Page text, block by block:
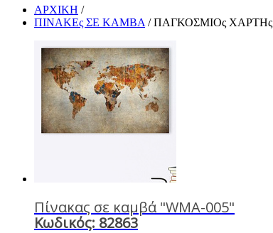
ΑΡΧΙΚΗ /
ΠΙΝΑΚΕς ΣΕ ΚΑΜΒΑ / ΠΑΓΚΟΣΜΙΟς ΧΑΡΤΗς
Πίνακας σε καμβά "WMA-005"
Κωδικός: 82863